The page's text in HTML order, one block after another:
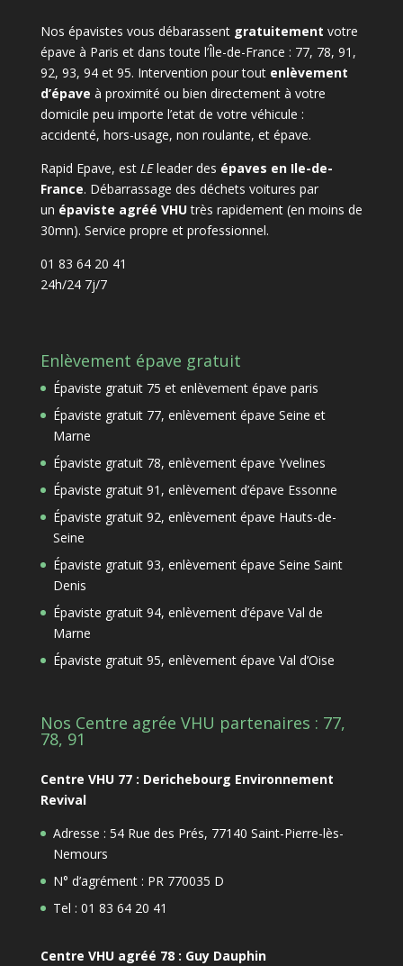
Nos épavistes vous débarassent gratuitement votre
épave à Paris et dans toute l’Île-de-France : 77, 78, 91,
92, 93, 94 et 95. Intervention pour tout enlèvement
d’épave à proximité ou bien directement à votre
domicile peu importe l’etat de votre véhicule :
accidenté, hors-usage, non roulante, et épave.
Rapid Epave, est LEleader des épaves en Ile-de-
France. Débarrassage des déchets voitures par
un épaviste agréé VHUtrès rapidement (en moins de
30mn). Service propre et professionnel.
01 83 64 20 41
24h/24 7j/7
Enlèvement épave gratuit
Épaviste gratuit 75 et enlèvement épave paris
Épaviste gratuit 77, enlèvement épave Seine et
Marne
Épaviste gratuit 78, enlèvement épave Yvelines
Épaviste gratuit 91, enlèvement d’épave Essonne
Épaviste gratuit 92, enlèvement épave Hauts-de-
Seine
Épaviste gratuit 93, enlèvement épave Seine Saint
Denis
Épaviste gratuit 94, enlèvement d’épave Val de
Marne
Épaviste gratuit 95, enlèvement épave Val d’Oise
Nos Centre agrée VHU partenaires : 77,
78, 91
Centre VHU 77 : Derichebourg Environnement
Revival
Adresse : 54 Rue des Prés, 77140 Saint-Pierre-lès-
Nemours
N° d’agrément : PR 770035 D
Tel : 01 83 64 20 41
Centre VHU agréé 78 : Guy Dauphin